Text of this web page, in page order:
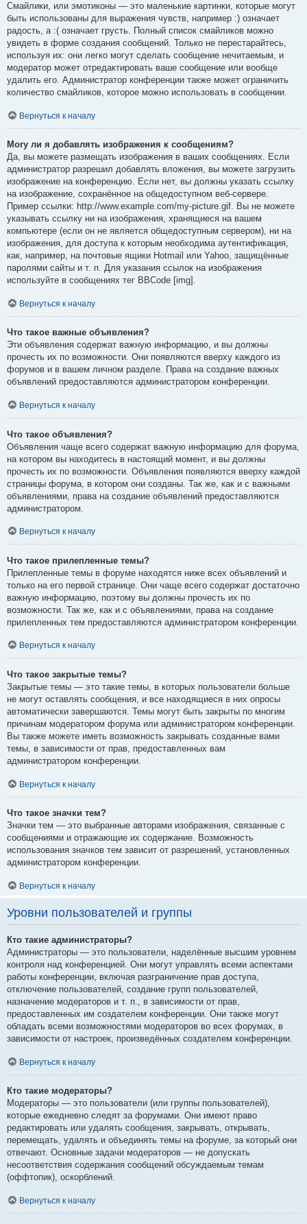
Смайлики, или эмотиконы — это маленькие картинки, которые могут
быть использованы для выражения чувств, например :) означает
радость, а :( означает грусть. Полный список смайликов можно
увидеть в форме создания сообщений. Только не перестарайтесь,
используя их: они легко могут сделать сообщение нечитаемым, и
модератор может отредактировать ваше сообщение или вообще
удалить его. Администратор конференции также может ограничить
количество смайликов, которое можно использовать в сообщении.
Вернуться к началу
Могу ли я добавлять изображения к сообщениям?
Да, вы можете размещать изображения в ваших сообщениях. Если
администратор разрешил добавлять вложения, вы можете загрузить
изображение на конференцию. Если нет, вы должны указать ссылку
на изображение, сохранённое на общедоступном веб-сервере.
Пример ссылки: http://www.example.com/my-picture.gif. Вы не можете
указывать ссылку ни на изображения, хранящиеся на вашем
компьютере (если он не является общедоступным сервером), ни на
изображения, для доступа к которым необходима аутентификация,
как, например, на почтовые ящики Hotmail или Yahoo, защищённые
паролями сайты и т. п. Для указания ссылок на изображения
используйте в сообщениях тег BBCode [img].
Вернуться к началу
Что такое важные объявления?
Эти объявления содержат важную информацию, и вы должны
прочесть их по возможности. Они появляются вверху каждого из
форумов и в вашем личном разделе. Права на создание важных
объявлений предоставляются администратором конференции.
Вернуться к началу
Что такое объявления?
Объявления чаще всего содержат важную информацию для форума,
на котором вы находитесь в настоящий момент, и вы должны
прочесть их по возможности. Объявления появляются вверху каждой
страницы форума, в котором они созданы. Так же, как и с важными
объявлениями, права на создание объявлений предоставляются
администратором.
Вернуться к началу
Что такое прилепленные темы?
Прилепленные темы в форуме находятся ниже всех объявлений и
только на его первой странице. Они чаще всего содержат достаточно
важную информацию, поэтому вы должны прочесть их по
возможности. Так же, как и с объявлениями, права на создание
прилепленных тем предоставляются администратором конференции.
Вернуться к началу
Что такое закрытые темы?
Закрытые темы — это такие темы, в которых пользователи больше
не могут оставлять сообщения, и все находящиеся в них опросы
автоматически завершаются. Темы могут быть закрыты по многим
причинам модератором форума или администратором конференции.
Вы также можете иметь возможность закрывать созданные вами
темы, в зависимости от прав, предоставленных вам
администратором конференции.
Вернуться к началу
Что такое значки тем?
Значки тем — это выбранные авторами изображения, связанные с
сообщениями и отражающие их содержание. Возможность
использования значков тем зависит от разрешений, установленных
администратором конференции.
Вернуться к началу
Уровни пользователей и группы
Кто такие администраторы?
Администраторы — это пользователи, наделённые высшим уровнем
контроля над конференцией. Они могут управлять всеми аспектами
работы конференции, включая разграничение прав доступа,
отключение пользователей, создание групп пользователей,
назначение модераторов и т. п., в зависимости от прав,
предоставленных им создателем конференции. Они также могут
обладать всеми возможностями модераторов во всех форумах, в
зависимости от настроек, произведённых создателем конференции.
Вернуться к началу
Кто такие модераторы?
Модераторы — это пользователи (или группы пользователей),
которые ежедневно следят за форумами. Они имеют право
редактировать или удалять сообщения, закрывать, открывать,
перемещать, удалять и объединять темы на форуме, за который они
отвечают. Основные задачи модераторов — не допускать
несоответствия содержания сообщений обсуждаемым темам
(оффтопик), оскорблений.
Вернуться к началу